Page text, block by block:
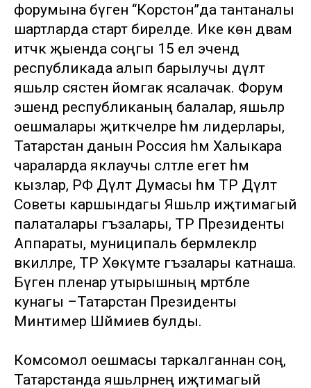
форумына бүген “Корстон”да тантаналы
шартларда старт бирелде. Ике көн дәвам
итәчәк җыенда соңгы 15 ел эчендә
республикада алып барылучы дәүләт
яшьләр сәясәтенә йомгак ясалачак. Форум
эшендә республиканың балалар, яшьләр
оешмалары җитәкчеләре һәм лидерлары,
Татарстан данын Россия һәм Халыкара
чараларда яклаучы сәләтле егет һәм
кызлар, РФ Дәүләт Думасы һәм ТР Дәүләт
Советы каршындагы Яшьләр иҗтимагый
палаталары әгъзалары, ТР Президенты
Аппараты, муниципаль берәмлекләр
вәкилләре, ТР Хөкүмәте әгъзалары катнаша.
Бүген пленар утырышның мәртәбәле
кунагы –Татарстан Президенты
Минтимер Шәймиев булды.
Комсомол оешмасы таркалганнан соң,
Татарстанда яшьләрнең иҗтимагый